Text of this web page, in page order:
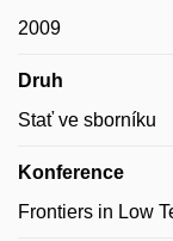
2009
Druh
Stať ve sborníku
Konference
Frontiers in Low